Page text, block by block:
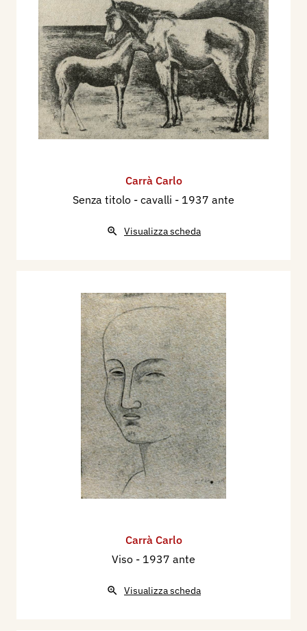
Carrà Carlo
Senza titolo - cavalli - 1937 ante
Visualizza scheda
Carrà Carlo
Viso - 1937 ante
Visualizza scheda